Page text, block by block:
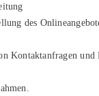
des
Kontaktanfragen